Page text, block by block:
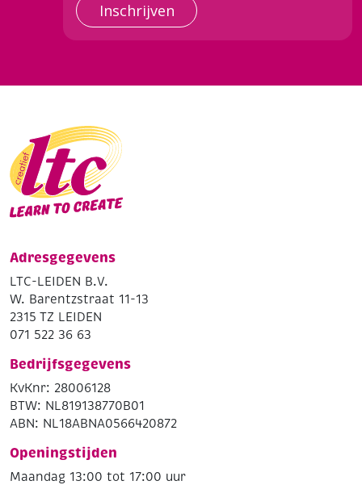
Inschrijven
Adresgegevens
LTC-LEIDEN B.V.
W. Barentzstraat 11-13
2315 TZ LEIDEN
071 522 36 63
Bedrijfsgegevens
KvKnr: 28006128
BTW: NL819138770B01
ABN: NL18ABNA0566420872
Openingstijden
Maandag 13:00 tot 17:00 uur